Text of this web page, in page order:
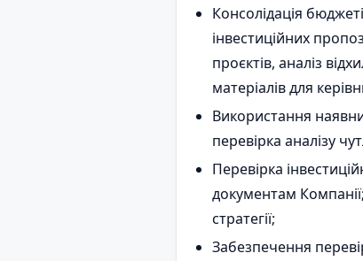
Консолідація
інвестиційних
проєктів, аналіз
матеріалів для
Використання
перевірка аналізу
Перевірка
документам
стратегії;
Забезпечення